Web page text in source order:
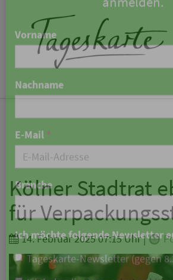
Kölner Stadtrat
für
14. Februar 2025 07:15 Uhr|
Keine Nachricht
verpassen!
Vorname
Nachname
E-Mail*
Branche